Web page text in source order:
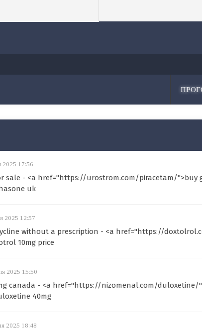
2025 17:56
sale - <a href="https://urostrom.com/piracetam/">buy
uk
2025 12:57
without a prescription - <a href="https://
10mg price
2025 15:50
canada - <a href="https://nizomenal.com/duloxetine/
40mg
2025 18:48